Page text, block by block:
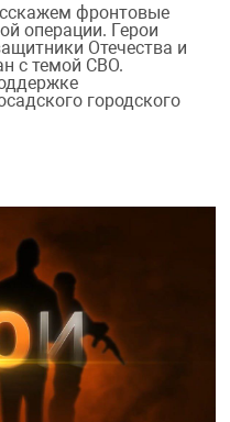
фронтовые
операции. Герои
Отечества и
с темой СВО.
городского